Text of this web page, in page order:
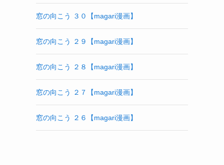
窓の向こう ３０【magari漫画】
窓の向こう ２９【magari漫画】
窓の向こう ２８【magari漫画】
窓の向こう ２７【magari漫画】
窓の向こう ２６【magari漫画】